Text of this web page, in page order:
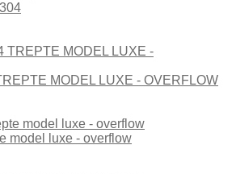
MODEL LUXE - OVERFLOW
model luxe - overflow